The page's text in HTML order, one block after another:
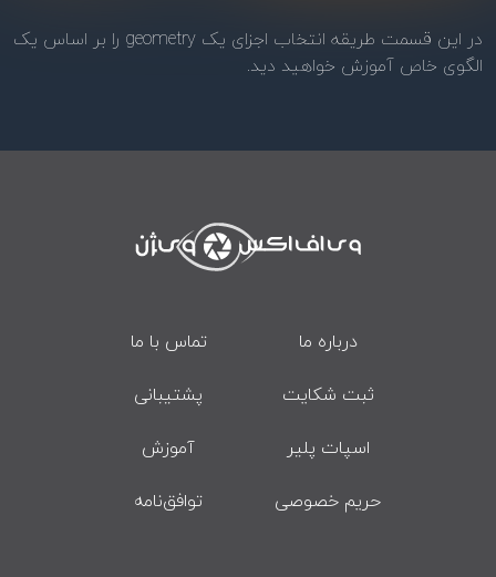
در این قسمت طریقه انتخاب اجزای یک geometry را بر اساس یک
الگوی خاص آموزش خواهید دید.
درباره ما تماس با ما
ثبت شکایت پشتیبانی
اسپات پلیر آموزش
حریم خصوصی توافق‌نامه